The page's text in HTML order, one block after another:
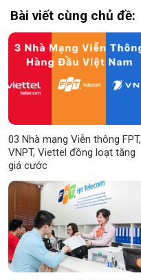
Bài viết cùng chủ đề:
03 Nhà mạng Viễn thông FPT,
VNPT, Viettel đồng loạt tăng
giá cước